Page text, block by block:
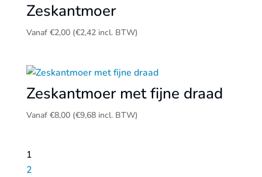
Zeskantmoer
Vanaf €2,00 (€2,42incl. BTW)
Zeskantmoer met fijne draad
Vanaf €8,00 (€9,68incl. BTW)
1
2